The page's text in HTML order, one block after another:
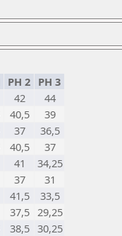
PH 2 PH 3
42
44
40,5
39
37
36,5
40,5
37
41
34,25
37
31
41,5
33,5
37,5 29,25
38,5 30,25